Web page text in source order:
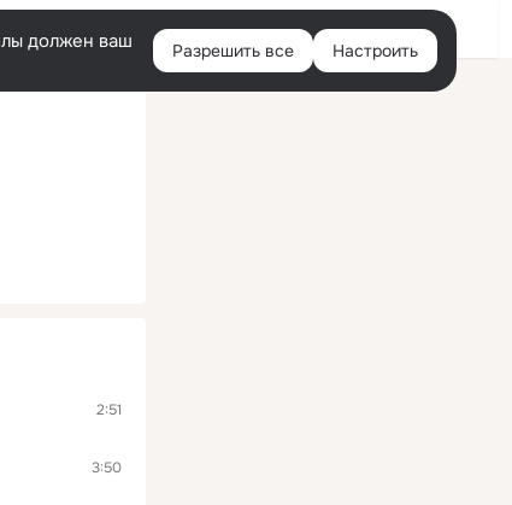
Войти
должен ваш
Разрешить все Настроить
2:51
3:50